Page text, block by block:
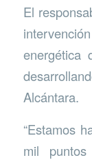
El
energética
Alcántara.
“Estamos
mil